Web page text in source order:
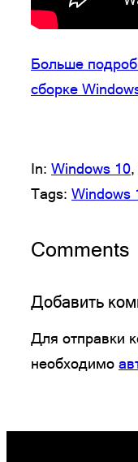
Больше
сборке
In: Windows 10,
Tags: Windows
Comments
Добавить
Для отправки
необходимо